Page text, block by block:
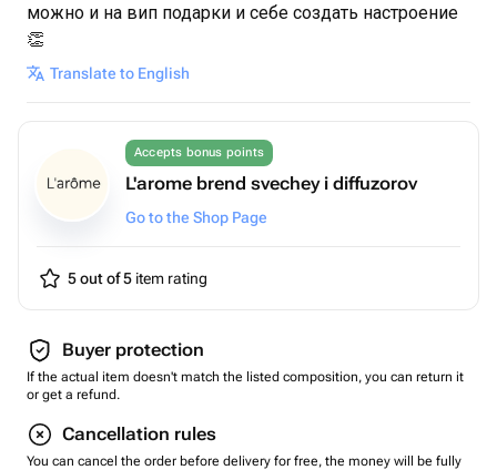
можно и на вип подарки и себе создать настроение
👏
Translate to English
Accepts bonus points
L'arome brend svechey i diffuzorov
Go to the Shop Page
5 out of 5 item rating
Buyer protection
If the actual item doesn't match the listed composition, you can return it
or get a refund.
Cancellation rules
You can cancel the order before delivery for free, the money will be fully